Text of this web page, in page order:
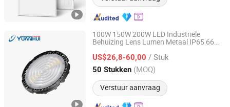
100W 150W 200W LED Industriële
Behuizing Lens Lumen Metaal IP65 66
US$26,8-60,00 / Stuk
50 Stukken (MOQ)
Verstuur aanvraag
Cixi Yuanhui Lighting Electric Co., Ltd.
Zhejiang, China Sinds 2015